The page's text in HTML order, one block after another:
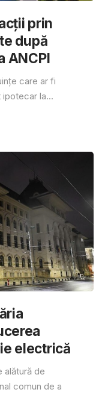
prin
după
ANCPI
care ar fi
la...
electrică
alătură de
comun de a